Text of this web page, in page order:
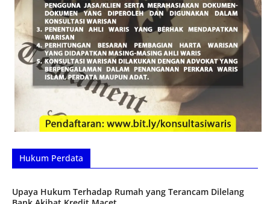
Hukum Perdata
Upaya Hukum Terhadap Rumah yang Terancam Dilelang